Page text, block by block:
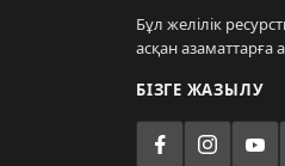
Бұл желілік
асқан азаматтарға
БІЗГЕ ЖАЗЫЛУ